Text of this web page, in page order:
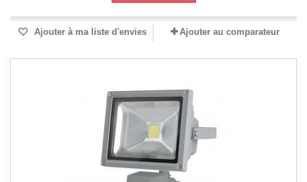
Ajouter à ma liste d'envies Ajouter au comparateur